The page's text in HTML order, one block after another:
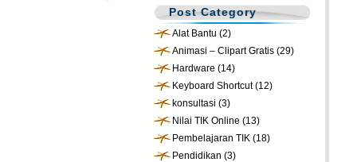
Post Category
Alat Bantu (2)
Animasi – Clipart Gratis (29)
Hardware (14)
Keyboard Shortcut(12)
konsultasi (3)
Nilai TIK Online (13)
Pembelajaran TIK (18)
Pendidikan (3)